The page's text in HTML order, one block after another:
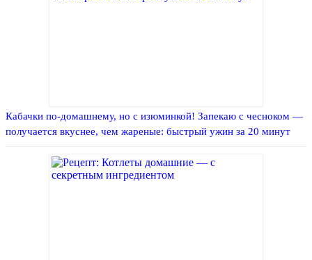
Кабачки по-домашнему, но с изюминкой! Запекаю с чесноком —
получается вкуснее, чем жареные: быстрый ужин за 20 минут